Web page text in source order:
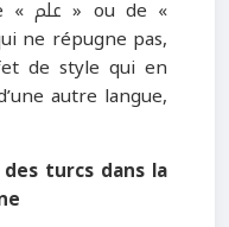
de style qui en
autre langue,
turcs dans la